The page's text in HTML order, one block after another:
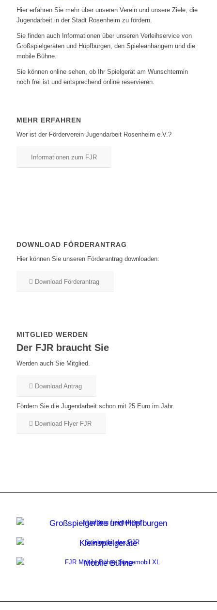
Hier erfahren Sie mehr über unseren Verein und unsere Ziele, die
Jugendarbeit in der Stadt Rosenheim zu fördern.
Sie finden auch Informationen über unseren Verleihservice von
Großspielgeräten und Hüpfburgen, den Spieleanhängern und die
mobile Bühne.
Sie können online sehen, ob Ihr Spielgerät am Wunschtermin
noch frei ist und entsprechend online reservieren.
MEHR ERFAHREN
Wer ist der Förderverein Jugendarbeit Rosenheim e.V.?
Informationen zum FJR
DOWNLOAD FÖRDERANTRAG
Hier können Sie unseren Förderantrag downloaden:
Download Förderantrag
MITGLIED WERDEN
Der FJR braucht Sie
Werden auch Sie Mitglied.
Download Antrag
Fördern Sie die Jugendarbeit schon mit 25 Euro im Jahr.
Download Flyer FJR
Großspielgeräte und Hüpfburgen
Kleinspielgeräte
Mobile Bühne